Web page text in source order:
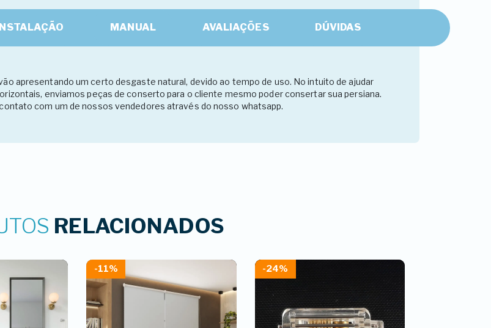
MANUAL AVALIAÇÕES DÚVIDAS
apresentando um certo desgaste natural, devido ao tempo de uso. No intuito de ajudar
enviamos peças de conserto para o cliente mesmo poder consertar sua persiana.
com um de nossos vendedores através do nosso whatsapp.
RELACIONADOS
-11% -24%